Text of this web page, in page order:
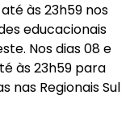
às 23h59 nos
educacionais
Nos dias 08 e
às 23h59 para
nas Regionais Sul